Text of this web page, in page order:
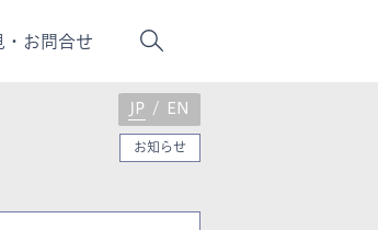
・ お問合せ
JP / EN
お知らせ